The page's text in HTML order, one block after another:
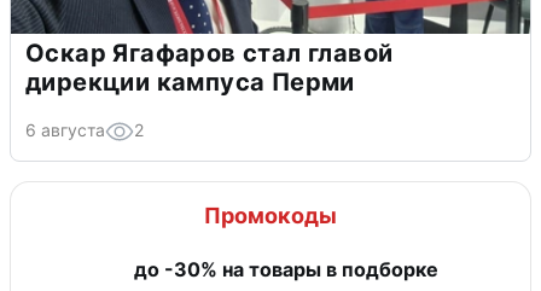
Оскар Ягафаров стал главой
дирекции кампуса Перми
6 августа 2
Промокоды
до -30% на товары в подборке